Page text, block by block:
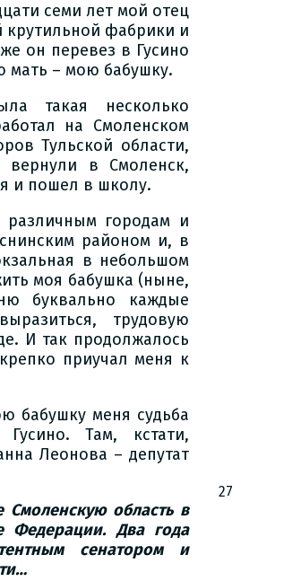
семи лет мой отец
крутильной фабрики и
он перевез в Гусино
мать – мою бабушку.
такая несколько
на Смоленском
Тульской области,
вернули в Смоленск,
и пошел в школу.
городам и
районом и, в
в небольшом
моя бабушка (ныне,
буквально каждые
трудовую
И так продолжалось
приучал меня к
бабушку меня судьба
Там, кстати,
Леонова – депутат
Смоленскую область в
Федерации. Два года
сенатором и
27